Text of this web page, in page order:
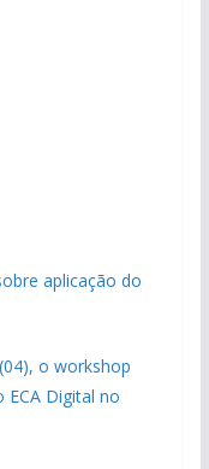
aplicação do
o workshop
ECA Digital no